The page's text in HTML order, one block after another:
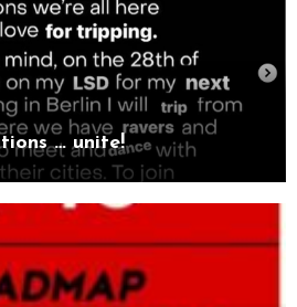
… unite!